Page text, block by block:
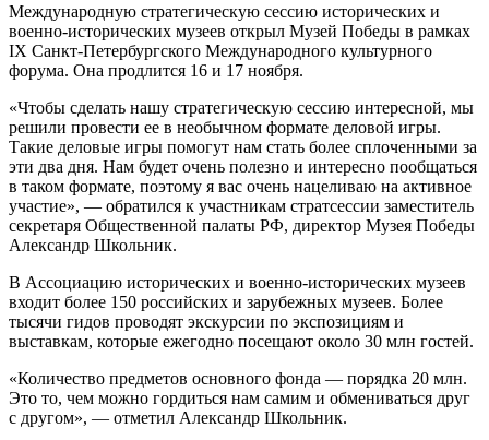
Международную стратегическую сессию исторических и
военно-исторических музеев открыл Музей Победы в рамках
IX Санкт-Петербургского Международного культурного
форума. Она продлится 16 и 17 ноября.
«Чтобы сделать нашу стратегическую сессию интересной, мы
решили провести ее в необычном формате деловой игры.
Такие деловые игры помогут нам стать более сплоченными за
эти два дня. Нам будет очень полезно и интересно пообщаться
в таком формате, поэтому я вас очень нацеливаю на активное
участие», — обратился к участникам стратсессии заместитель
секретаря Общественной палаты РФ, директор Музея Победы
Александр Школьник.
В Ассоциацию исторических и военно-исторических музеев
входит более 150 российских и зарубежных музеев. Более
тысячи гидов проводят экскурсии по экспозициям и
выставкам, которые ежегодно посещают около 30 млн гостей.
«Количество предметов основного фонда — порядка 20 млн.
Это то, чем можно гордиться нам самим и обмениваться друг
с другом», — отметил Александр Школьник.